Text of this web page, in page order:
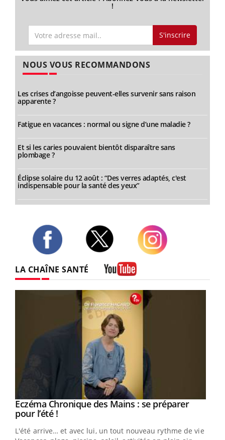
!
S'inscrire
NOUS VOUS RECOMMANDONS
Les crises d’angoisse peuvent-elles survenir sans raison
apparente ?
Fatigue en vacances : normal ou signe d’une maladie ?
Et si les caries pouvaient bientôt disparaître sans
plombage ?
Éclipse solaire du 12 août : “Des verres adaptés, c'est
indispensable pour la santé des yeux”
LA CHAÎNE SANTÉ
Youtube
Eczéma Chronique des Mains : se préparer
pour l’été !Youtube
L'été arrive… et avec lui, un tout nouveau rythme de vie !